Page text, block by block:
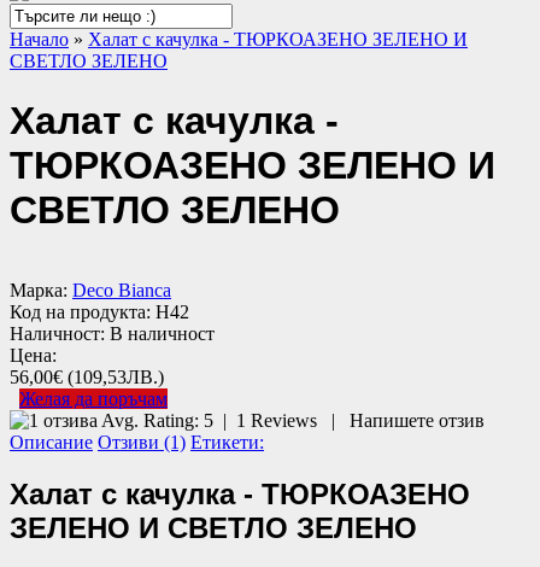
Начало » Халат с качулка - ТЮРКОАЗЕНО ЗЕЛЕНО И
СВЕТЛО ЗЕЛЕНО
Халат с качулка -
ТЮРКОАЗЕНО ЗЕЛЕНО И
СВЕТЛО ЗЕЛЕНО
Марка: Deco Bianca
Код на продукта: H42
Наличност: В наличност
Цена:
56,00€ (109,53ЛВ.)
Желая да поръчам
Avg. Rating: 5 | 1 Reviews | Напишете отзив
Описание Отзиви (1) Етикети:
Халат с качулка - ТЮРКОАЗЕНО
ЗЕЛЕНО И СВЕТЛО ЗЕЛЕНО